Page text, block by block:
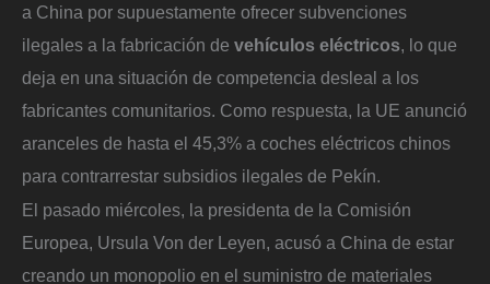
a China por supuestamente ofrecer subvenciones
ilegales a la fabricación de vehículos eléctricos , lo que
deja en una situación de competencia desleal a los
fabricantes comunitarios. Como respuesta, la UE anunció
aranceles de hasta el 45,3% a coches eléctricos chinos
para contrarrestar subsidios ilegales de Pekín.
El pasado miércoles, la presidenta de la Comisión
Europea, Ursula Von der Leyen, acusó a China de estar
creando un monopolio en el suministro de materiales